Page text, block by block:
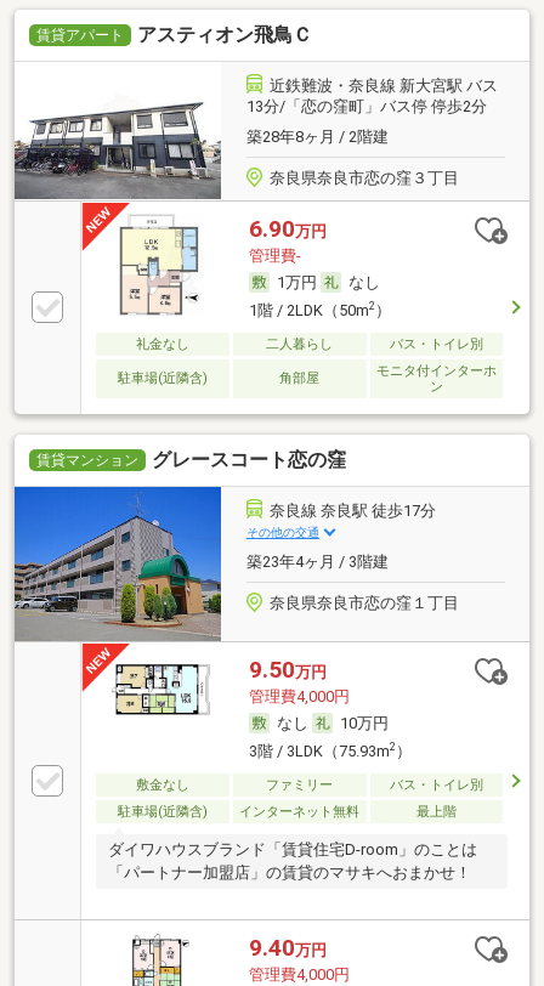
賃貸アパート アスティオン飛鳥Ｃ
近鉄難波・奈良線 新大宮駅 バス
13分/「恋の窪町」バス停 停歩2分
築28年8ヶ月 / 2階建
奈良県奈良市恋の窪３丁目
6.90万円
管理費-
1万円
なし
1階 / 2LDK（50m2）
礼金なし 二人暮らし バス・トイレ別
駐車場(近隣含) 角部屋
モニタ付インターホ
ン
賃貸マンション グレースコート恋の窪
奈良線 奈良駅 徒歩17分
その他の交通
築23年4ヶ月 / 3階建
奈良県奈良市恋の窪１丁目
9.50万円
管理費4,000円
なし
10万円
3階 / 3LDK（75.93m2）
敷金なし ファミリー
バス・トイレ別
駐車場(近隣含)
インターネット無料 最上階
ダイワハウスブランド「賃貸住宅D-room」のことは
「パートナー加盟店」の賃貸のマサキへおまかせ！
9.40万円
管理費4,000円